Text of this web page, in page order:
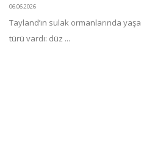
06.06.2026
Tayland’ın sulak ormanlarında
türü vardı: düz ...